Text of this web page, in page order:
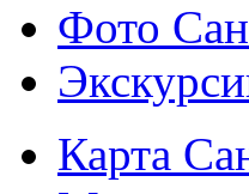
Фото
Карта